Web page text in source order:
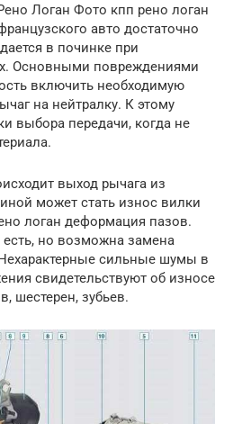
Логан Фото кпп рено логан
авто достаточно
в починке при
Основными повреждениями
включить необходимую
на нейтралку. К этому
выбора передачи, когда не
выход рычага из
может стать износ вилки
логан деформация пазов.
есть, но возможна замена
сильные шумы в
свидетельствуют об износе
шестерен, зубьев.